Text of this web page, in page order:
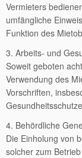
Vermieters
umfängliche
Funktion des
3. Arbeits- und
Soweit geboten
Verwendung des
Vorschriften,
4. Behördliche
Die Einholung von
solcher zum